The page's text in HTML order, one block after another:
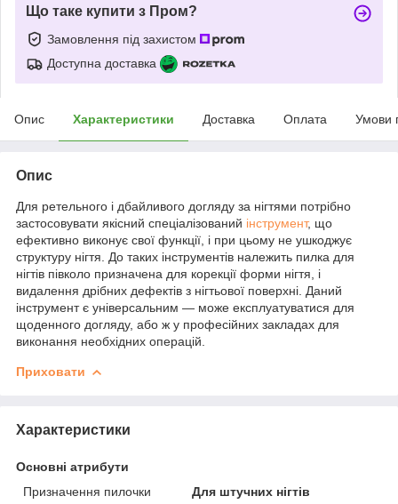
Що таке купити з Пром?
Замовлення під захистом
Доступна доставка
Опис Характеристики Доставка Оплата Умови
Опис
Для ретельного і дбайливого догляду за нігтями потрібно
застосовувати якісний спеціалізований інструмент, що
ефективно виконує свої функції, і при цьому не ушкоджує
структуру нігтя. До таких інструментів належить пилка для
нігтів півколо призначена для корекції форми нігтя, і
видалення дрібних дефектів з нігтьової поверхні. Даний
інструмент є універсальним — може експлуатуватися для
щоденного догляду, або ж у професійних закладах для
виконання необхідних операцій.
Приховати
Характеристики
Основні атрибути
Призначення пилочки
Для штучних нігтів